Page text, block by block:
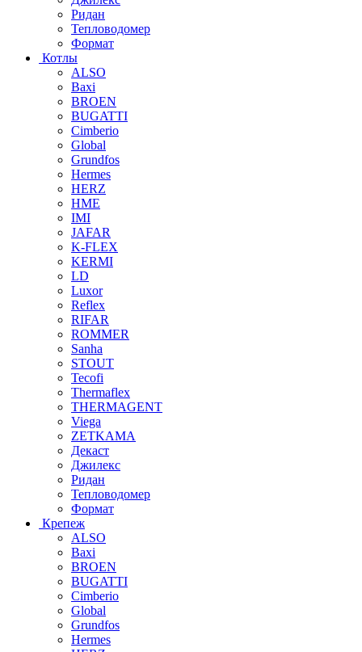
Ридан
Тепловодомер
Формат
Котлы
ALSO
Baxi
BROEN
BUGATTI
Cimberio
Global
Grundfos
Hermes
HERZ
HME
IMI
JAFAR
K-FLEX
KERMI
LD
Luxor
Reflex
RIFAR
ROMMER
Sanha
STOUT
Tecofi
Thermaflex
THERMAGENT
Viega
ZETKAMA
Декаст
Джилекс
Ридан
Тепловодомер
Формат
Крепеж
ALSO
Baxi
BROEN
BUGATTI
Cimberio
Global
Grundfos
Hermes